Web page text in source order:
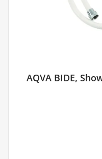
AQVA BIDE,